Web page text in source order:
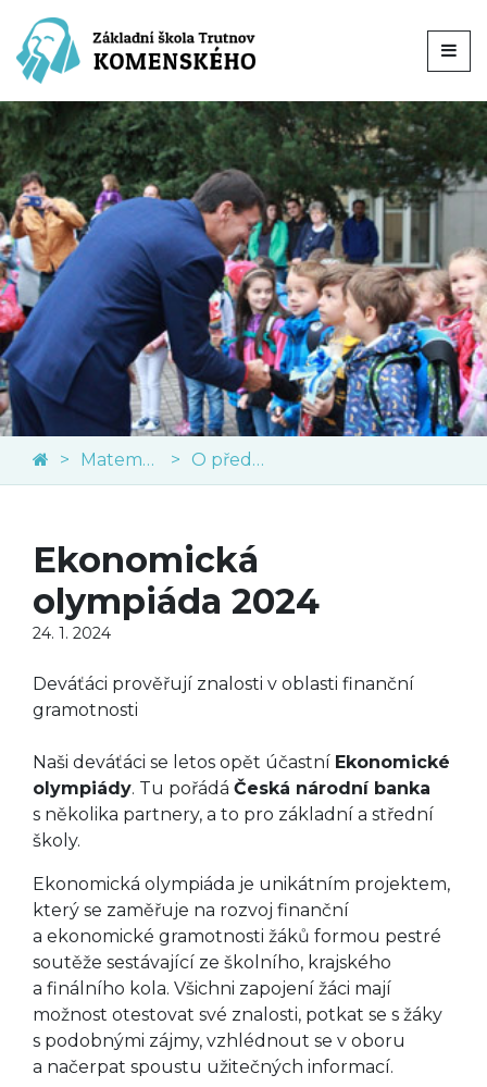
Matematika O předmětu
Ekonomická
olympiáda 2024
24. 1. 2024
Deváťáci prověřují znalosti v oblasti finanční
gramotnosti
Naši deváťáci se letos opět účastní Ekonomické
olympiády. Tu pořádá Česká národní banka
s několika partnery, a to pro základní a střední
školy.
Ekonomická olympiáda je unikátním projektem,
který se zaměřuje na rozvoj finanční
a ekonomické gramotnosti žáků formou pestré
soutěže sestávající ze školního, krajského
a finálního kola. Všichni zapojení žáci mají
možnost otestovat své znalosti, potkat se s žáky
s podobnými zájmy, vzhlédnout se v oboru
a načerpat spoustu užitečných informací.